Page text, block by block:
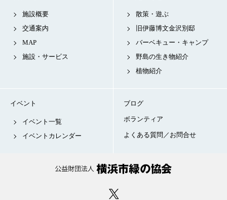
施設概要
交通案内
MAP
施設・サービス
散策・遊ぶ
旧伊藤博文金沢別邸
バーベキュー・キャンプ
野島の生き物紹介
植物紹介
イベント
イベント一覧
イベントカレンダー
ブログ
ボランティア
よくある質問／お問合せ